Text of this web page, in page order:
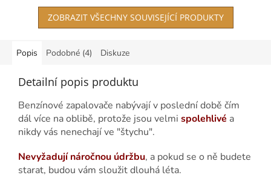
ZOBRAZIT VŠECHNY SOUVISEJÍCÍ PRODUKTY
Popis Podobné (4) Diskuze
Detailní popis produktu
Benzínové zapalovače nabývají v poslední době čím
dál více na oblibě, protože jsou velmi spolehlivé a
nikdy vás nenechají ve "štychu".
Nevyžadují náročnou údržbu, a pokud se o ně budete
starat, budou vám sloužit dlouhá léta.